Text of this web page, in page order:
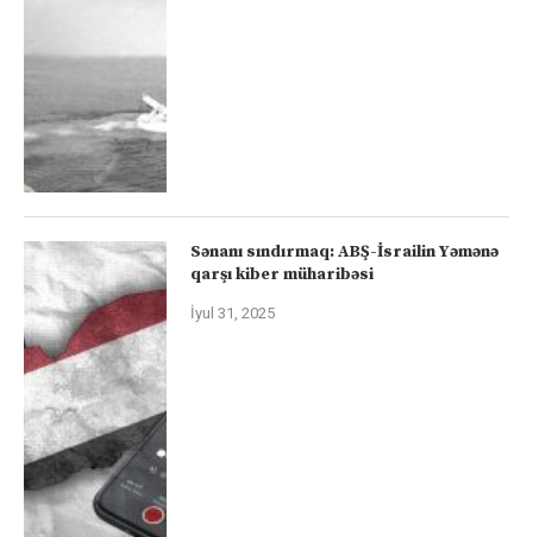
Sənanı sındırmaq: ABŞ-İsrailin Yəmənə
qarşı kiber müharibəsi
İyul 31, 2025